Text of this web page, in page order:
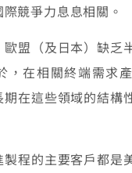
競爭力息息相關。
盟（及日本）缺乏
，在相關終端需求
在這些領域的結構
程的主要客戶都是